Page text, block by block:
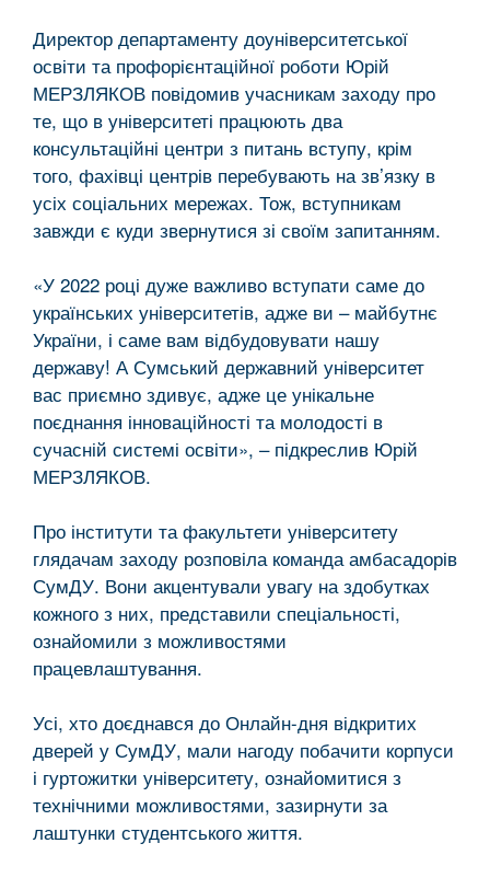
Директор департаменту доуніверситетської
освіти та профорієнтаційної роботи Юрій
МЕРЗЛЯКОВ повідомив учасникам заходу про
те, що в університеті працюють два
консультаційні центри з питань вступу, крім
того, фахівці центрів перебувають на зв’язку в
усіх соціальних мережах. Тож, вступникам
завжди є куди звернутися зі своїм запитанням.
«У 2022 році дуже важливо вступати саме до
українських університетів, адже ви – майбутнє
України, і саме вам відбудовувати нашу
державу! А Сумський державний університет
вас приємно здивує, адже це унікальне
поєднання інноваційності та молодості в
сучасній системі освіти», – підкреслив Юрій
МЕРЗЛЯКОВ.
Про інститути та факультети університету
глядачам заходу розповіла команда амбасадорів
СумДУ. Вони акцентували увагу на здобутках
кожного з них, представили спеціальності,
ознайомили з можливостями
працевлаштування.
Усі, хто доєднався до Онлайн-дня відкритих
дверей у СумДУ, мали нагоду побачити корпуси
і гуртожитки університету, ознайомитися з
технічними можливостями, зазирнути за
лаштунки студентського життя.